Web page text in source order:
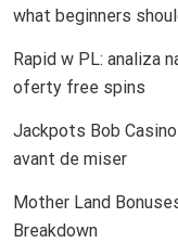
what beginners
Rapid w PL: analiza
oferty free spins
Jackpots Bob
avant de miser
Mother Land
Breakdown